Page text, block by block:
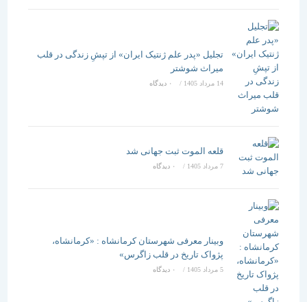
تجلیل «پدر علم ژنتیک ایران» از تپشِ زندگی در قلب
میراث شوشتر
14 مرداد 1405 / ۰ دیدگاه
قلعه الموت ثبت جهانی شد
/ ۰ دیدگاه
وبینار معرفی شهرستان کرمانشاه : «کرمانشاه،
پژواک تاریخ در قلب زاگرس»
5 مرداد 1405 / ۰ دیدگاه